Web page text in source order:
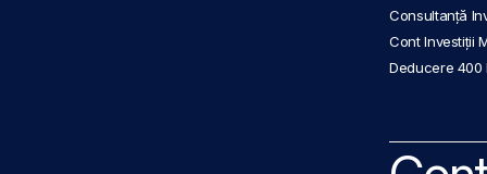
Consultanță
Cont Investiții
Deducere 400